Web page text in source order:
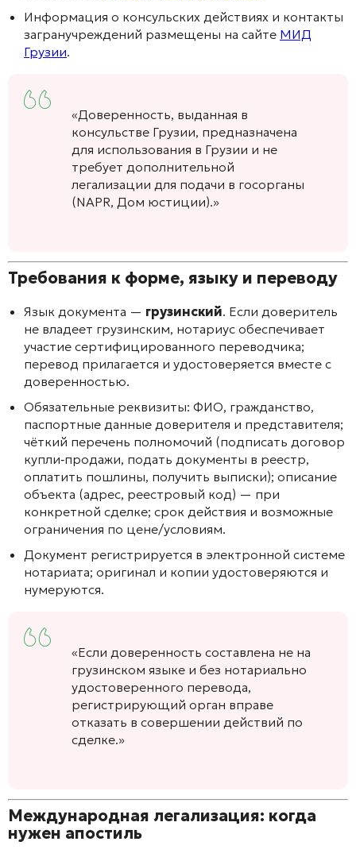
Информация о консульских действиях и контакты
загранучреждений размещены на сайте МИД
Грузии.
«Доверенность, выданная в
консульстве Грузии, предназначена
для использования в Грузии и не
требует дополнительной
легализации для подачи в госорганы
(NAPR, Дом юстиции).»
Требования к форме, языку и переводу
Язык документа — грузинский. Если доверитель
не владеет грузинским, нотариус обеспечивает
участие сертифицированного переводчика;
перевод прилагается и удостоверяется вместе с
доверенностью.
Обязательные реквизиты: ФИО, гражданство,
паспортные данные доверителя и представителя;
чёткий перечень полномочий (подписать договор
купли‑продажи, подать документы в реестр,
оплатить пошлины, получить выписки); описание
объекта (адрес, реестровый код) — при
конкретной сделке; срок действия и возможные
ограничения по цене/условиям.
Документ регистрируется в электронной системе
нотариата; оригинал и копии удостоверяются и
нумеруются.
«Если доверенность составлена не на
грузинском языке и без нотариально
удостоверенного перевода,
регистрирующий орган вправе
отказать в совершении действий по
сделке.»
Международная легализация: когда
нужен апостиль